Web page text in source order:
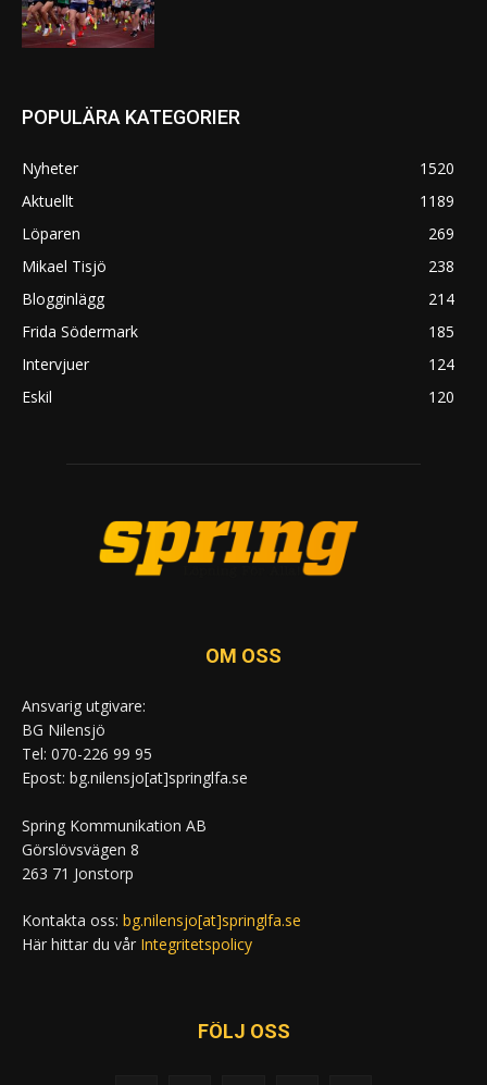
POPULÄRA KATEGORIER
Nyheter
1520
Aktuellt
1189
Löparen
269
Mikael Tisjö
238
Blogginlägg
214
Frida Södermark
185
Intervjuer
124
Eskil
120
OM OSS
Ansvarig utgivare:
BG Nilensjö
Tel: 070-226 99 95
Epost: bg.nilensjo[at]springlfa.se
Spring Kommunikation AB
Görslövsvägen 8
263 71 Jonstorp
Kontakta oss: bg.nilensjo[at]springlfa.se
Här hittar du vår Integritetspolicy
FÖLJ OSS